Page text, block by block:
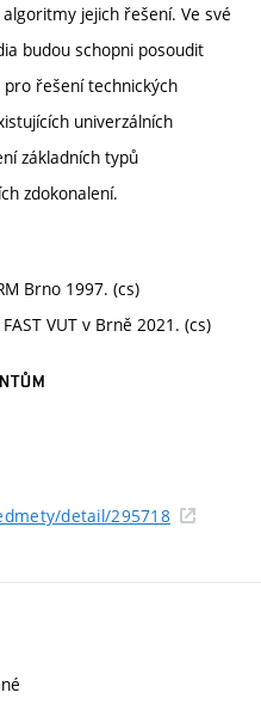
jejich řešení. Ve své
budou schopni posoudit
řešení technických
univerzálních
základních typů
zdokonalení.
Brno 1997. (cs)
VUT v Brně 2021. (cs)
detail/295718